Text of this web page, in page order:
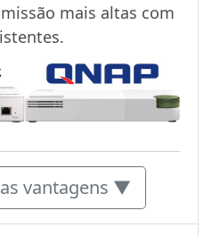
mais altas com
vantagens ▼